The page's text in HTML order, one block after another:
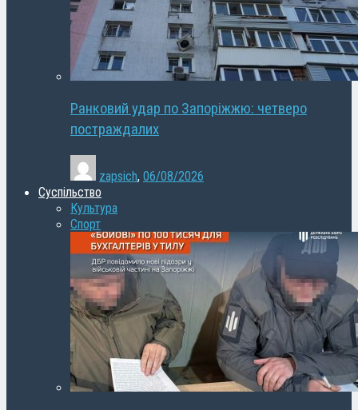
Ранковий удар по Запоріжжю: четверо
постраждалих
zapsich, 06/08/2026
Суспільство
Культура
Спорт